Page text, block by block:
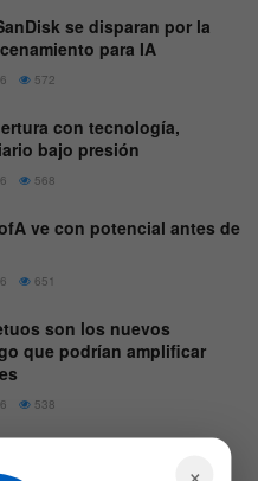
se disparan por la
para IA
572
con tecnología,
bajo presión
568
ve con potencial antes de
651
son los nuevos
que podrían amplificar
538
hacer lo que Iger no pudo
×